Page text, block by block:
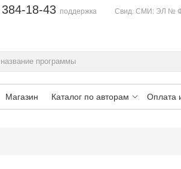
18-43 поддержка Свид. СМИ: ЭЛ №
Магазин Каталог по авторам Оплата